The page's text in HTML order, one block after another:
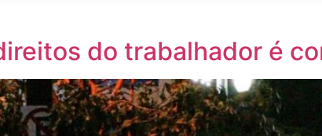
do trabalhador é